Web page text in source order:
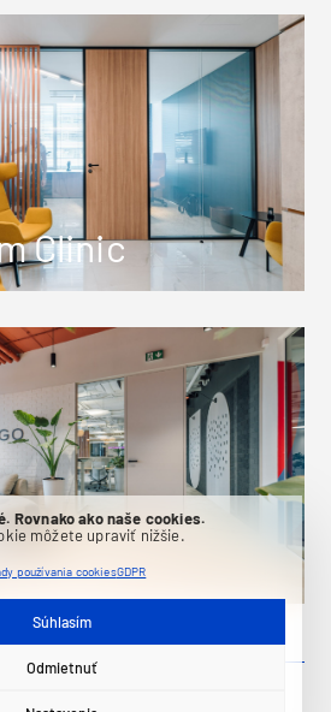
Rovnako ako naše cookies.
môžete upraviť nižšie.
Súhlasím
Odmietnuť
používania cookiesGDPR
Clinic